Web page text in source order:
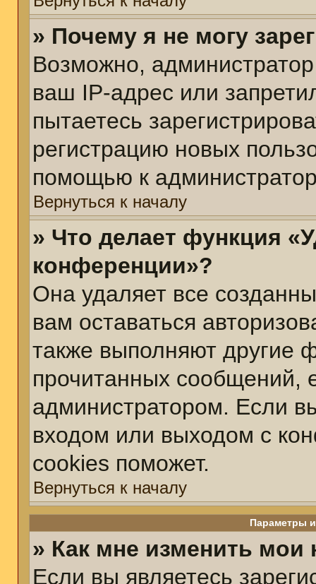
» Почему я не могу
Возможно,
ваш IP-адрес или
пытаетесь
регистрацию новых
помощью к
Вернуться к началу
» Что делает функция
конференции»?
Она удаляет все
вам оставаться
также выполняют другие
прочитанных сообщений,
администратором. Если
входом или выходом с
cookies поможет.
Вернуться к началу
Параметры
» Как мне изменить мои
Если вы являетесь